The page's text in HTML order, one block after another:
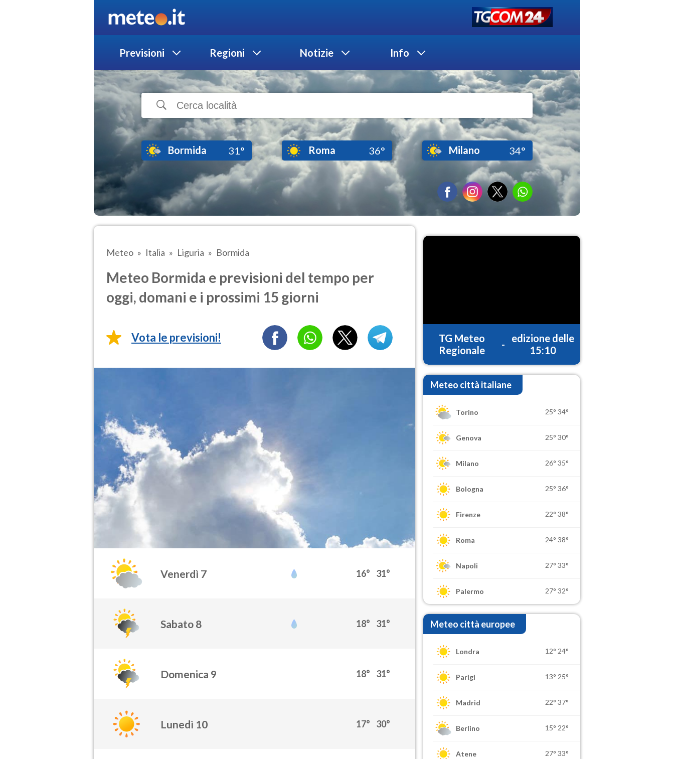
Previsioni Regioni Notizie Info
Bormida 31° Roma 36° Milano 34°
Meteo Italia Liguria Bormida
Meteo Bormida e previsioni del tempo per
oggi, domani e i prossimi 15 giorni
Vota le previsioni!
Venerdì 7 16° 31°
Sabato 8 18° 31°
Domenica 9 18° 31°
Lunedì 10 17° 30°
TG Meteo
Regionale
-
edizione delle
15:10
Meteo città italiane
Torino 25° 34°
Genova 25° 30°
Milano 26° 35°
Bologna 25° 36°
Firenze 22° 38°
Roma 24° 38°
Napoli 27° 33°
Palermo 27° 32°
Meteo città europee
Londra 12° 24°
Parigi 13° 25°
Madrid 22° 37°
Berlino 15° 22°
Atene 27° 33°